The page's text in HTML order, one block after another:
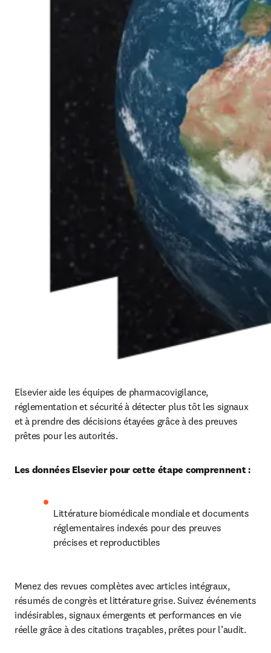
Elsevier aide les équipes de pharmacovigilance,
réglementation et sécurité à détecter plus tôt les signaux
et à prendre des décisions étayées grâce à des preuves
prêtes pour les autorités.
Les données Elsevier pour cette étape comprennent :
Littérature biomédicale mondiale et documents
réglementaires indexés pour des preuves
précises et reproductibles
Menez des revues complètes avec articles intégraux,
résumés de congrès et littérature grise. Suivez événements
indésirables, signaux émergents et performances en vie
réelle grâce à des citations traçables, prêtes pour l’audit.